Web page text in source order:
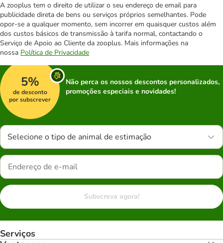
A zooplus tem o direito de utilizar o seu endereço de email para
publicidade direta de bens ou serviços próprios semelhantes. Pode
opor-se a qualquer momento, sem incorrer em quaisquer custos além
dos custos básicos de transmissão à tarifa normal, contactando o
Serviço de Apoio ao Cliente da zooplus. Mais informações na
nossa Política de Privacidade
5%
de desconto
por subscrever
Não perca os nossos descontos personalizados,
promoções especiais e novidades!
Selecione o tipo de animal de estimação
Subscreva agora!
Serviços